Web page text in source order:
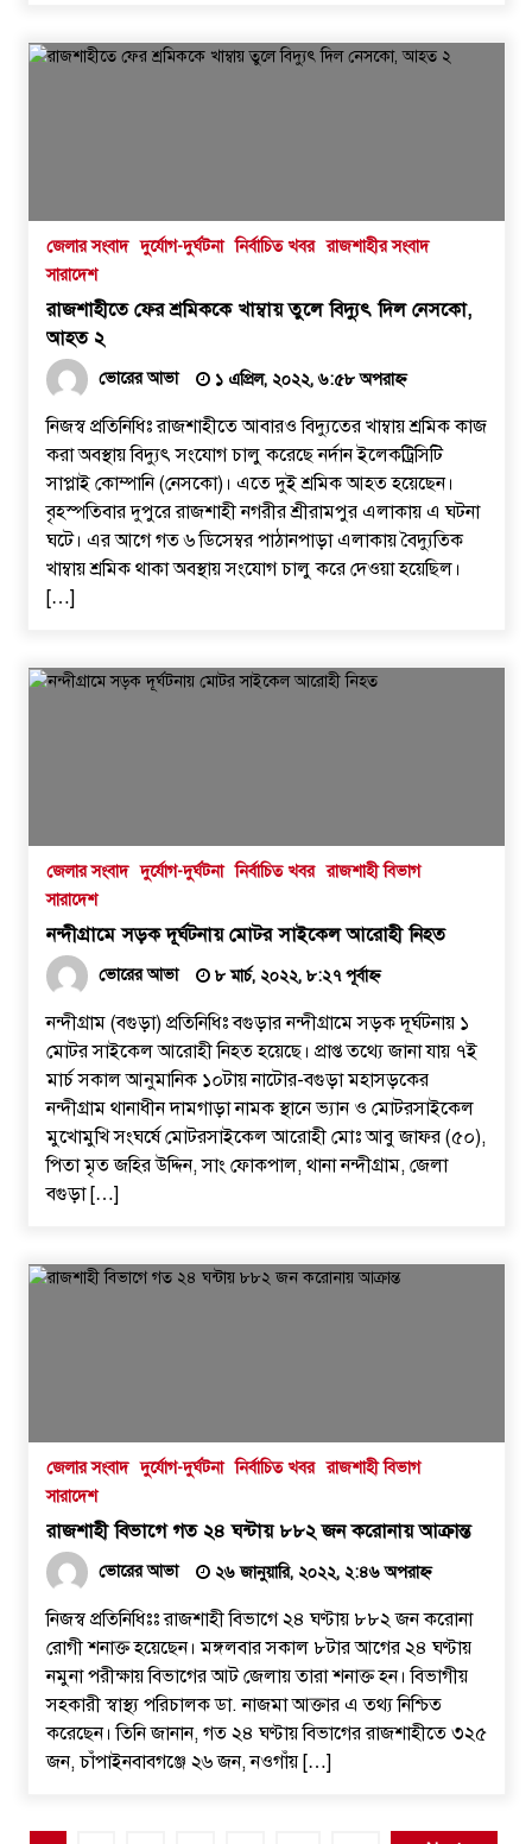
জেলার সংবাদ দুর্যোগ-দুর্ঘটনা নির্বাচিত খবর রাজশাহীর সংবাদ
সারাদেশ
রাজশাহীতে ফের শ্রমিককে খাম্বায় তুলে বিদ্যুৎ দিল নেসকো,
আহত ২
ভোরের আভা ১ এপ্রিল, ২০২২, ৬:৫৮ অপরাহ্ন
নিজস্ব প্রতিনিধিঃ রাজশাহীতে আবারও বিদ্যুতের খাম্বায় শ্রমিক কাজ
করা অবস্থায় বিদ্যুৎ সংযোগ চালু করেছে নর্দান ইলেকট্রিসিটি
সাপ্লাই কোম্পানি (নেসকো)। এতে দুই শ্রমিক আহত হয়েছেন।
বৃহস্পতিবার দুপুরে রাজশাহী নগরীর শ্রীরামপুর এলাকায় এ ঘটনা
ঘটে। এর আগে গত ৬ ডিসেম্বর পাঠানপাড়া এলাকায় বৈদ্যুতিক
খাম্বায় শ্রমিক থাকা অবস্থায় সংযোগ চালু করে দেওয়া হয়েছিল।
[…]
জেলার সংবাদ দুর্যোগ-দুর্ঘটনা নির্বাচিত খবর রাজশাহী বিভাগ
সারাদেশ
নন্দীগ্রামে সড়ক দূর্ঘটনায় মোটর সাইকেল আরোহী নিহত
ভোরের আভা ৮ মার্চ, ২০২২, ৮:২৭ পূর্বাহ্ন
নন্দীগ্রাম (বগুড়া) প্রতিনিধিঃ বগুড়ার নন্দীগ্রামে সড়ক দূর্ঘটনায় ১
মোটর সাইকেল আরোহী নিহত হয়েছে। প্রাপ্ত তথ্যে জানা যায় ৭ই
মার্চ সকাল আনুমানিক ১০টায় নাটোর-বগুড়া মহাসড়কের
নন্দীগ্রাম থানাধীন দামগাড়া নামক স্থানে ভ্যান ও মোটরসাইকেল
মুখোমুখি সংঘর্ষে মোটরসাইকেল আরোহী মোঃ আবু জাফর (৫০),
পিতা মৃত জহির উদ্দিন, সাং ফোকপাল, থানা নন্দীগ্রাম, জেলা
বগুড়া […]
জেলার সংবাদ দুর্যোগ-দুর্ঘটনা নির্বাচিত খবর রাজশাহী বিভাগ
সারাদেশ
রাজশাহী বিভাগে গত ২৪ ঘন্টায় ৮৮২ জন করোনায় আক্রান্ত
ভোরের আভা ২৬ জানুয়ারি, ২০২২, ২:৪৬ অপরাহ্ন
নিজস্ব প্রতিনিধিঃঃ রাজশাহী বিভাগে ২৪ ঘণ্টায় ৮৮২ জন করোনা
রোগী শনাক্ত হয়েছেন। মঙ্গলবার সকাল ৮টার আগের ২৪ ঘণ্টায়
নমুনা পরীক্ষায় বিভাগের আট জেলায় তারা শনাক্ত হন। বিভাগীয়
সহকারী স্বাস্থ্য পরিচালক ডা. নাজমা আক্তার এ তথ্য নিশ্চিত
করেছেন। তিনি জানান, গত ২৪ ঘণ্টায় বিভাগের রাজশাহীতে ৩২৫
জন, চাঁপাইনবাবগঞ্জে ২৬ জন, নওগাঁয় […]